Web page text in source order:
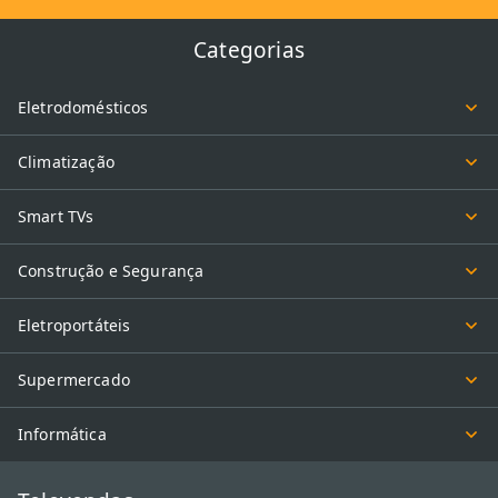
Skates, patins e acessórios de segurança
Por aqui, você também encontra brinquedos perfeitos para os
pequenos tornarem os momentos deesporte e lazerao ar livre em
pura diversão! Temos skates de diversas cores e feitos em
madeira de alta qualidade, patins confortáveis e kits de proteção
infantil com capacete, tornozeleiras, cotoveleiras e/ou
munhequeiras.
Patinetes tradicionais e elétricos
adolescentes e adultos. Contamos com opções tradicionais com
freio a disco e modelos elétricos, fabricados com tecnologia de
ponta, ideais para
Categorias
Eletrodomésticos
Climatização
Smart TVs
Construção e Segurança
Eletroportáteis
Supermercado
Informática